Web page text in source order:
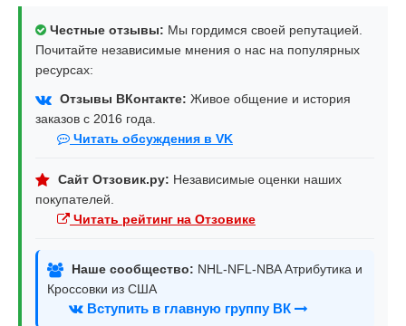
Честные отзывы: Мы гордимся своей репутацией.
Почитайте независимые мнения о нас на популярных
ресурсах:
Отзывы ВКонтакте: Живое общение и история
заказов с 2016 года.
Читать обсуждения в VK
Сайт Отзовик.ру: Независимые оценки наших
покупателей.
Читать рейтинг на Отзовике
Наше сообщество: NHL-NFL-NBA Атрибутика и
Кроссовки из США
Вступить в главную группу ВК